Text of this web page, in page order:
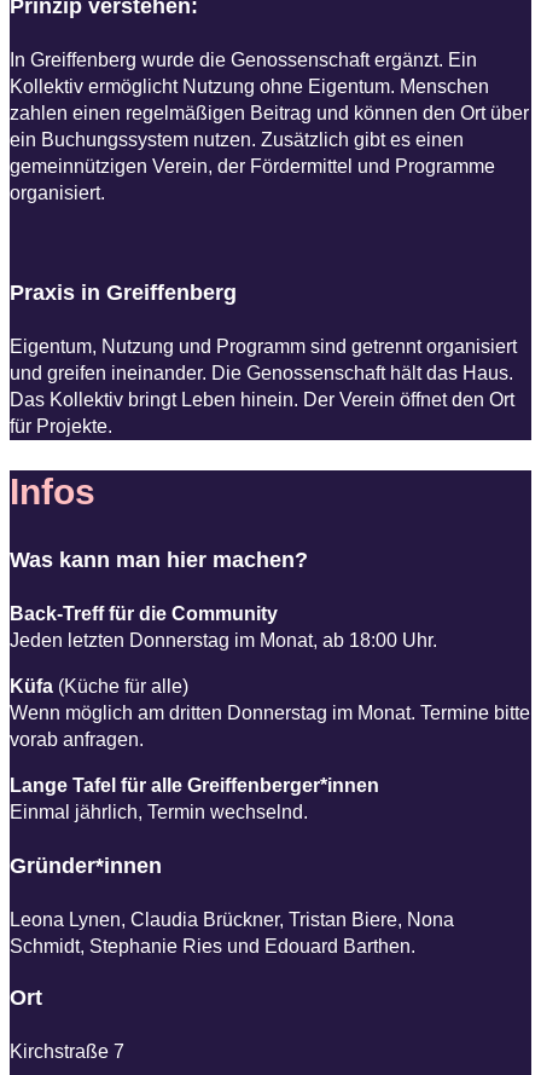
Prinzip verstehen: ​​
In Greiffenberg wurde die Genossenschaft ergänzt. Ein
Kollektiv ermöglicht Nutzung ohne Eigentum. Menschen
zahlen einen regelmäßigen Beitrag und können den Ort über
ein Buchungssystem nutzen. Zusätzlich gibt es einen
gemeinnützigen Verein, der Fördermittel und Programme
organisiert.
Praxis in Greiffenberg
Eigentum, Nutzung und Programm sind getrennt organisiert
und greifen ineinander. Die Genossenschaft hält das Haus.
Das Kollektiv bringt Leben hinein. Der Verein öffnet den Ort
für Projekte.
Infos
Was kann man hier machen?
Back-Treff für die Community
Jeden letzten Donnerstag im Monat, ab 18:00 Uhr.
Küfa (Küche für alle)
Wenn möglich am dritten Donnerstag im Monat. Termine bitte
vorab anfragen.
Lange Tafel für alle Greiffenberger*innen
Einmal jährlich, Termin wechselnd.
Gründer*innen
Leona Lynen, Claudia Brückner, Tristan Biere, Nona
Schmidt, Stephanie Ries und Edouard Barthen.
Ort
Kirchstraße 7